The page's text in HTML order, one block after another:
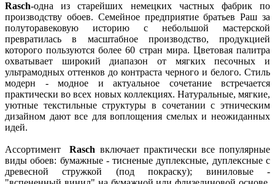
Rasch-одна из старейших немецких частных фабрик по
производству обоев. Семейное предприятие братьев Раш за
полуторавековую историю с небольшой мастерской
превратилась в масштабное производство, продукцией
которого пользуются более 60 стран мира. Цветовая палитра
охватывает широкий диапазон от мягких песочных и
ультрамодных оттенков до контраста черного и белого. Стиль
модерн - модное и актуальное сочетание встречается
практически во всех новых коллекциях. Натуральные, мягкие,
уютные текстильные структуры в сочетании с этническим
дизайном дают все для воплощения смелых и неожиданных
идей.
АссортиментRasch включает практически все популярные
виды обоев: бумажные - тисненые дуплексные, дуплексные с
древесной стружкой (под покраску); виниловые -